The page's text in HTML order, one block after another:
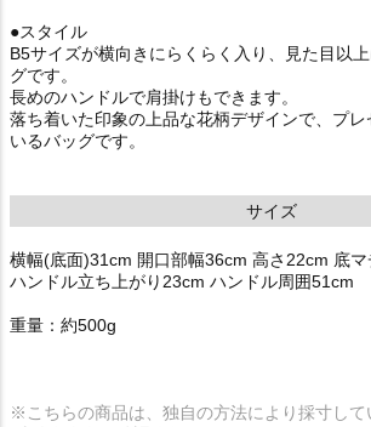
●スタイル
B5サイズが横向きにらくらく入り、見た目以
グです。
長めのハンドルで肩掛けもできます。
落ち着いた印象の上品な花柄デザインで、プ
いるバッグです。
サイズ
横幅(底面)31cm 開口部幅36cm 高さ22cm 底マ
ハンドル立ち上がり23cm ハンドル周囲51cm
重量：約500g
※こちらの商品は、独自の方法により採寸して